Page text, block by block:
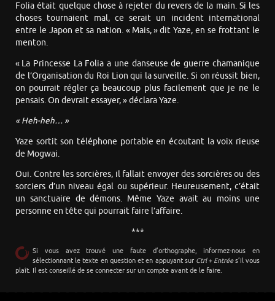
Folia était quelque chose à rejeter du revers de la main. Si les
choses tournaient mal, ce serait un incident international
entre le Japon et sa nation. « Mais, » dit Yaze, en se frottant le
menton.
« La Princesse La Folia a une danseuse de guerre chamanique
de l’Organisation du Roi Lion qui la surveille. Si on réussit bien,
on pourrait régler ça beaucoup plus facilement que je ne le
pensais. On devrait essayer, » déclara Yaze.
« Heh-heh… »
Yaze sortit son téléphone portable en écoutant la voix rieuse
de Mogwai.
Oui. Contre les sorcières, il fallait envoyer des sorcières ou des
sorciers d’un niveau égal ou supérieur. Heureusement, c’était
un sanctuaire de démons. Même Yaze avait au moins une
personne en tête qui pourrait faire l’affaire.
***
Si vous avez trouvé une faute d’orthographe, informez-nous en
sélectionnant le texte en question et en appuyant sur Ctrl + Entrées’il vous
plaît. Il est conseillé de se connecter sur un compte avant de le faire.